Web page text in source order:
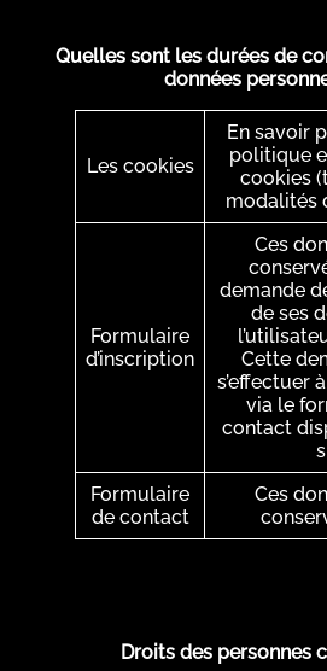
Quelles sont les durées de
données
Les cookies
En savoir
politique
cookies
modalités
Formulaire
d’inscription
Ces
demande
de ses
Cette
s’effectuer
via le
contact
Formulaire
de contact
Ces
Droits des personnes